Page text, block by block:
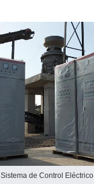
Sistema de Control Eléctrico